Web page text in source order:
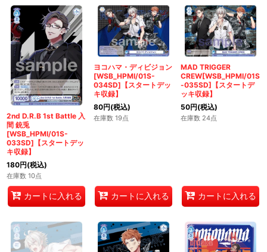
2nd D.R.B 1st Battle 入
間 銃兎
[WSB_HPMI/01S-
033SD]【スタートデッ
キ収録】
180円(税込)
在庫数 10点
カートに入れる
ヨコハマ・ディビジョン
[WSB_HPMI/01S-
034SD]【スタートデッ
キ収録】
80円(税込)
在庫数 19点
カートに入れる
MAD TRIGGER
CREW[WSB_HPMI/01S
-035SD]【スタートデ
ッキ収録】
50円(税込)
在庫数 24点
カートに入れる